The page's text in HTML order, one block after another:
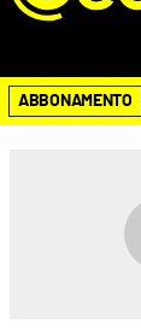
ABBONAMENTO